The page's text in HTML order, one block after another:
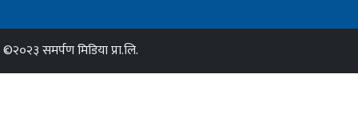
©२०२३ समर्पण मिडिया प्रा.लि.